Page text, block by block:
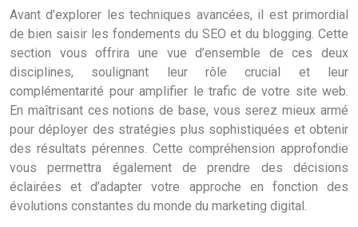
Avant d’explorer les techniques avancées, il est primordial
de bien saisir les fondements du SEO et du blogging. Cette
section vous offrira une vue d’ensemble de ces deux
disciplines, soulignant leur rôle crucial et leur
complémentarité pour amplifier le trafic de votre site web.
En maîtrisant ces notions de base, vous serez mieux armé
pour déployer des stratégies plus sophistiquées et obtenir
des résultats pérennes. Cette compréhension approfondie
vous permettra également de prendre des décisions
éclairées et d’adapter votre approche en fonction des
évolutions constantes du monde du marketing digital.